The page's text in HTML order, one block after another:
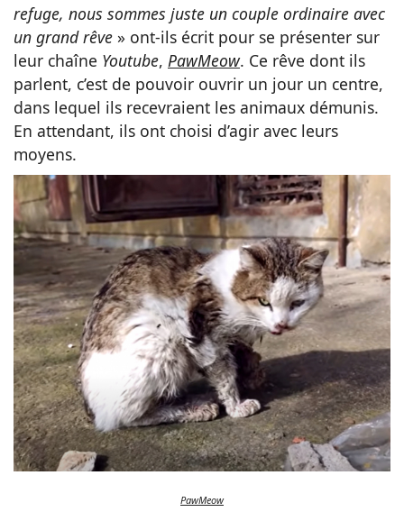
refuge, nous sommes juste un couple ordinaire avec
un grand rêve » ont-ils écrit pour se présenter sur
leur chaîne Youtube, PawMeow. Ce rêve dont ils
parlent, c’est de pouvoir ouvrir un jour un centre,
dans lequel ils recevraient les animaux démunis.
En attendant, ils ont choisi d’agir avec leurs
moyens.
PawMeow